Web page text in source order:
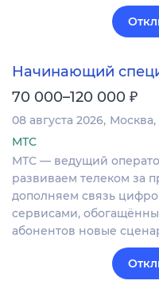
Начинающий
70 000–120 000 ₽
08 августа 2026 Москва
МТС
МТС — ведущий
развиваем телеком за
дополняем связь
сервисами,
абонентов новые